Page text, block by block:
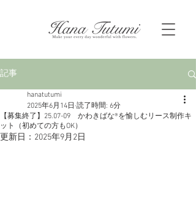
記事
【募集終了】25.07-09 かわきばな®を愉しむリース制作キ
ット（初めての方もOK）
hanatutumi
2025年6月14日 読了時間: 6分
更新日： 2025年9月2日